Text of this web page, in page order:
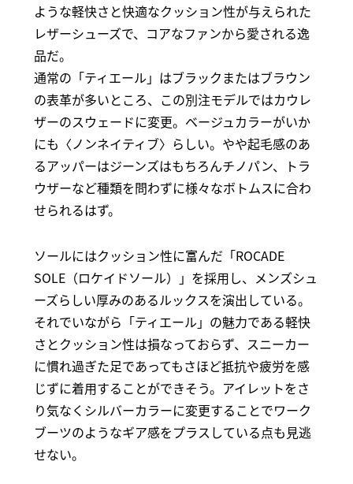
ような軽快さと快適なクッション性が与えられた
レザーシューズで、コアなファンから愛される逸
品だ。
通常の「ティエール」はブラックまたはブラウン
の表革が多いところ、この別注モデルではカウレ
ザーのスウェードに変更。ベージュカラーがいか
にも〈ノンネイティブ〉らしい。やや起毛感のあ
るアッパーはジーンズはもちろんチノパン、トラ
ウザーなど種類を問わずに様々なボトムスに合わ
せられるはず。
ソールにはクッション性に富んだ「ROCADE
SOLE（ロケイドソール）」を採用し、メンズシュ
ーズらしい厚みのあるルックスを演出している。
それでいながら「ティエール」の魅力である軽快
さとクッション性は損なっておらず、スニーカー
に慣れ過ぎた足であってもさほど抵抗や疲労を感
じずに着用することができそう。アイレットをさ
り気なくシルバーカラーに変更することでワーク
ブーツのようなギア感をプラスしている点も見逃
せない。